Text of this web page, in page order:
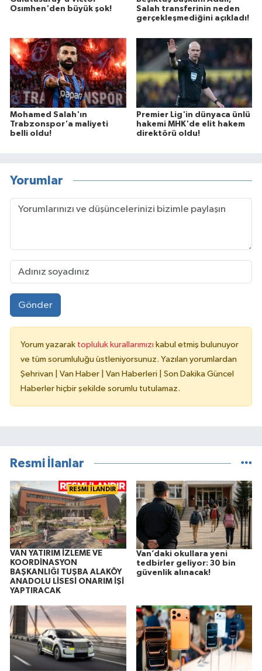
Osımhen'den büyük şok!
Salah transferinin neden
gerçekleşmediğini açıkladı!
Mohamed Salah'ın
Trabzonspor'a maliyeti
belli oldu!
Premier Lig'in dünyaca ünlü
hakemi MHK'de elit hakem
direktörü oldu!
Yorumlar
Gönder
Yorum yazarak topluluk kurallarımızı kabul etmiş bulunuyor
ve tüm sorumluluğu üstleniyorsunuz. Yazılan yorumlardan
Şehrivan | Van Haber | Van Haberleri | Son Dakika Güncel
Haberler hiçbir şekilde sorumlu tutulamaz.
Resmi İlanlar
RESMİ İLANDIR
VAN YATIRIM İZLEME VE
KOORDİNASYON
BAŞKANLIĞI TUŞBA ALAKÖY
ANADOLU LİSESİ ONARIM İŞİ
YAPTIRACAK
Van’daki okullara yeni
tedbirler geliyor: 30 bin
güvenlik alınacak!